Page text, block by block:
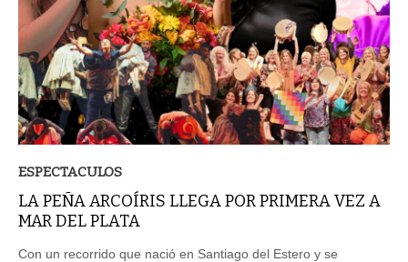
ESPECTACULOS
LA PEÑA ARCOÍRIS LLEGA POR PRIMERA VEZ A
MAR DEL PLATA
Con un recorrido que nació en Santiago del Estero y se